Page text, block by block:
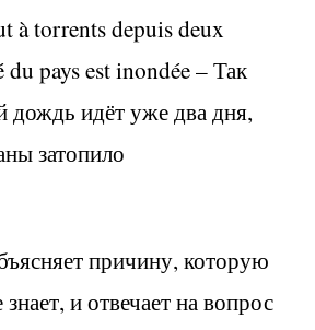
àtorrentsdepuisdeux
du paysestinondée– Так
дождь идёт уже два дня,
затопило
причину, которую
и отвечает на вопрос